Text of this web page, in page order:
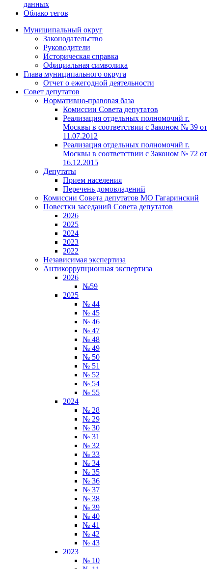
данных
Облако тегов
Муниципальный округ
Законодательство
Руководители
Историческая справка
Официальная символика
Глава муниципального округа
Отчет о ежегодной деятельности
Совет депутатов
Нормативно-правовая база
Комиссии Совета депутатов
Реализация отдельных полномочий г.
Москвы в соответствии с Законом № 39 от
11.07.2012
Реализация отдельных полномочий г.
Москвы в соответствии с Законом № 72 от
16.12.2015
Депутаты
Прием населения
Перечень домовладений
Комиссии Совета депутатов МО Гагаринский
Повестки заседаний Совета депутатов
2026
2025
2024
2023
2022
Независимая экспертиза
Антикоррупционная экспертиза
2026
№59
2025
№ 44
№ 45
№ 46
№ 47
№ 48
№ 49
№ 50
№ 51
№ 52
№ 54
№ 55
2024
№ 28
№ 29
№ 30
№ 31
№ 32
№ 33
№ 34
№ 35
№ 36
№ 37
№ 38
№ 39
№ 40
№ 41
№ 42
№ 43
2023
№ 10